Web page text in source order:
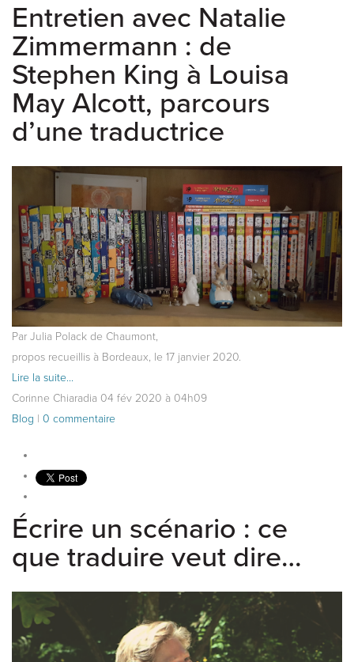
Entretien avec Natalie
Zimmermann : de
Stephen King à Louisa
May Alcott, parcours
d’une traductrice
Par Julia Polack de Chaumont,
propos recueillis à Bordeaux, le 17 janvier 2020.
Lire la suite...
Corinne Chiaradia 04 fév 2020 à 04h09
Blog | 0 commentaire
Écrire un scénario : ce
que traduire veut dire…